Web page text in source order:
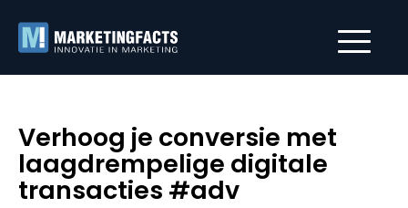
Verhoog je conversie met
laagdrempelige digitale
transacties #adv